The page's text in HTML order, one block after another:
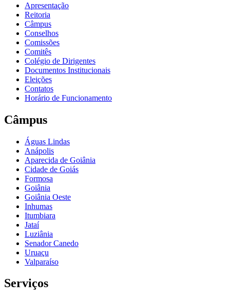
Apresentação
Reitoria
Câmpus
Conselhos
Comissões
Comitês
Colégio de Dirigentes
Documentos Institucionais
Eleições
Contatos
Horário de Funcionamento
Câmpus
Águas Lindas
Anápolis
Aparecida de Goiânia
Cidade de Goiás
Formosa
Goiânia
Goiânia Oeste
Inhumas
Itumbiara
Jataí
Luziânia
Senador Canedo
Uruaçu
Valparaíso
Serviços